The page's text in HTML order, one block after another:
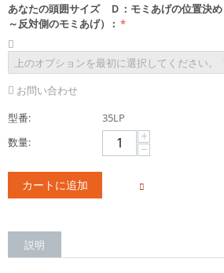
あなたの頭囲サイズ Ｄ：モミあげの位置決
～反対側のモミあげ） :
お問い合わせ
型番:
35LP
数量:
+
−
カートに追加
説明